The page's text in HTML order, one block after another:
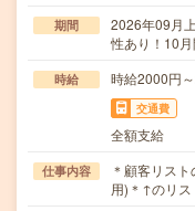
期間
2026年09月
性あり！10
時給 時給2000円
交通費
全額支給
仕事内容
＊顧客リス
用)＊↑のリ